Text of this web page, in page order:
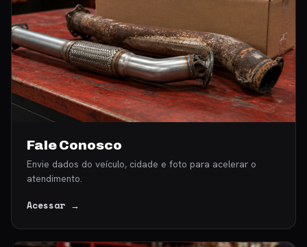
Fale Conosco
Envie dados do veículo, cidade e foto para acelerar o
atendimento.
Acessar →